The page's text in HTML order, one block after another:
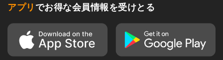
アプリ でお得な会員情報を受けとる